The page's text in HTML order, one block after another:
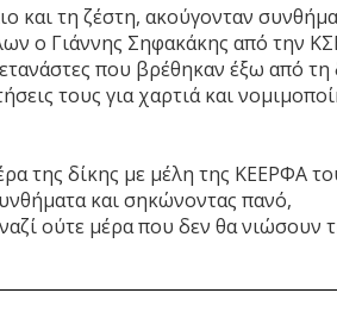
και τη ζέστη, ακούγονταν
ο Γιάννης Σηφακάκης από την
που βρέθηκαν έξω από τη
τους για χαρτιά και
της δίκης με μέλη της ΚΕΕΡΦΑ
και σηκώνοντας πανό,
ούτε μέρα που δεν θα νιώσουν